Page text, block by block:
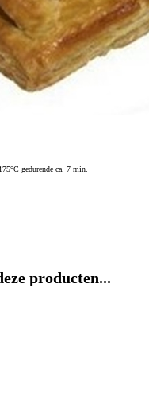
gedurende ca. 7 min.
producten...